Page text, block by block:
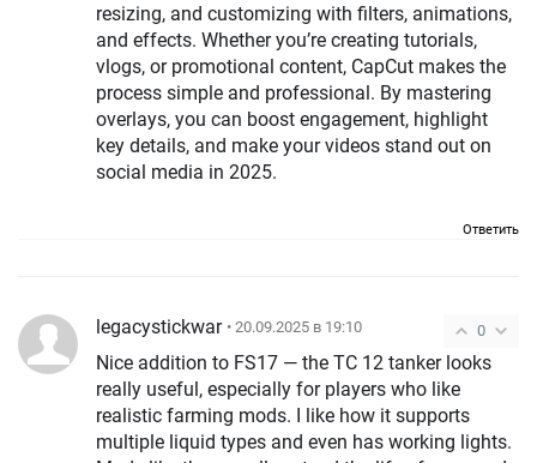
resizing, and customizing with filters, animations,
and effects. Whether you’re creating tutorials,
vlogs, or promotional content, CapCut makes the
process simple and professional. By mastering
overlays, you can boost engagement, highlight
key details, and make your videos stand out on
social media in 2025.
Ответить
0
legacystickwar • 20.09.2025 в 19:10
Nice addition to FS17 — the TC 12 tanker looks
really useful, especially for players who like
realistic farming mods. I like how it supports
multiple liquid types and even has working lights.